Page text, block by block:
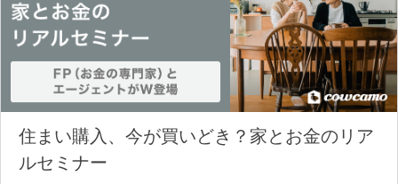
住まい購入、今が買いどき？家とお金のリア
ルセミナー